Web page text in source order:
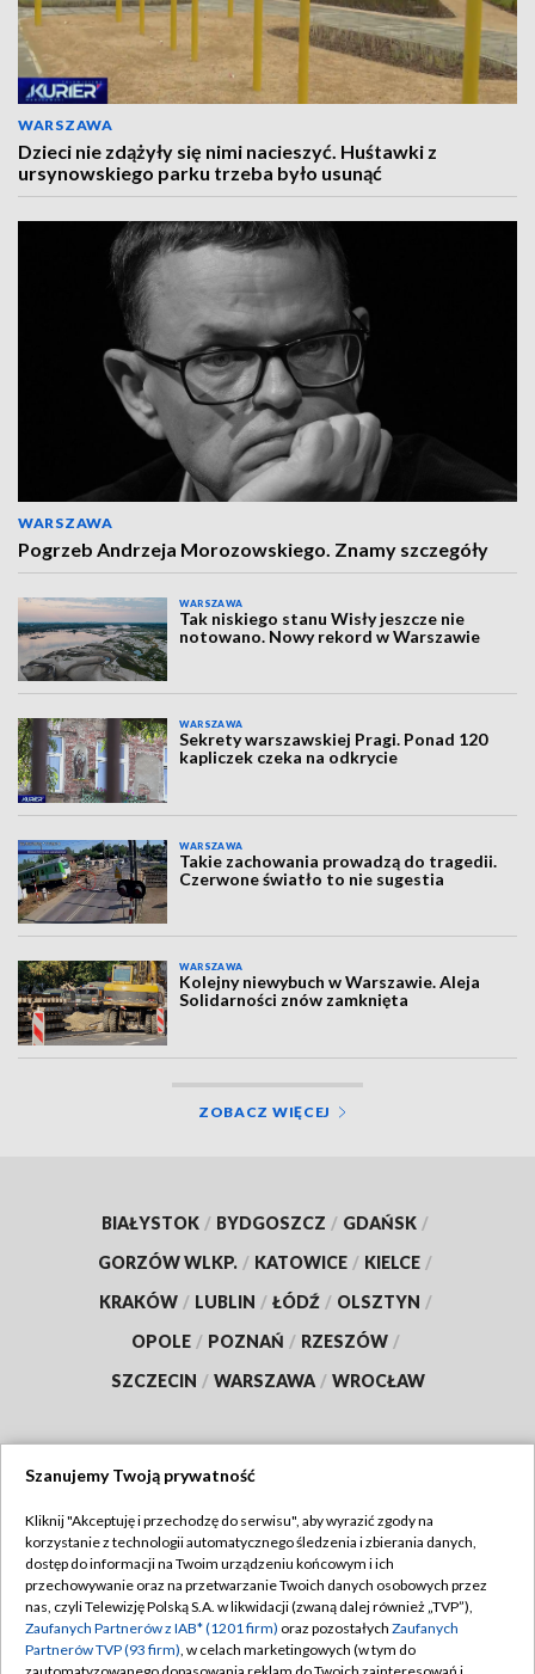
WARSZAWA
Dzieci nie zdążyły się nimi nacieszyć. Huśtawki z
ursynowskiego parku trzeba było usunąć
WARSZAWA
Pogrzeb Andrzeja Morozowskiego. Znamy szczegóły
WARSZAWA
Tak niskiego stanu Wisły jeszcze nie
notowano. Nowy rekord w Warszawie
WARSZAWA
Sekrety warszawskiej Pragi. Ponad 120
kapliczek czeka na odkrycie
WARSZAWA
Takie zachowania prowadzą do tragedii.
Czerwone światło to nie sugestia
WARSZAWA
Kolejny niewybuch w Warszawie. Aleja
Solidarności znów zamknięta
ZOBACZ WIĘCEJ
BIAŁYSTOK / BYDGOSZCZ / GDAŃSK /
GORZÓW WLKP. / KATOWICE / KIELCE /
KRAKÓW / LUBLIN / ŁÓDŹ / OLSZTYN /
OPOLE / POZNAŃ / RZESZÓW /
SZCZECIN / WARSZAWA / WROCŁAW
TVP
Abonament TVP
Emisja w TVP
Centrum informacji TVP
Regulamin TVP
Polityka prywatności
Moje zgody
Szanujemy Twoją prywatność
Kliknij "Akceptuję i przechodzę do serwisu", aby wyrazić zgody na
korzystanie z technologii automatycznego śledzenia i zbierania danych,
dostęp do informacji na Twoim urządzeniu końcowym i ich
przechowywanie oraz na przetwarzanie Twoich danych osobowych przez
nas, czyli Telewizję Polską S.A. w likwidacji (zwaną dalej również „TVP”),
Zaufanych Partnerów z IAB* (1201 firm) oraz pozostałych Zaufanych
Partnerów TVP (93 firm), w celach marketingowych (w tym do